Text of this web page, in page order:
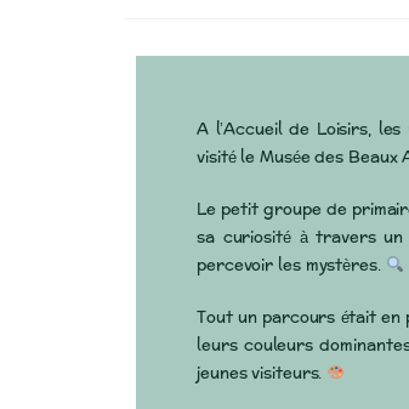
A l’Accueil de Loisirs,
visité le Musée des
Le petit groupe de
sa curiosité à travers
percevoir les mystères.
Tout un parcours était en
leurs couleurs
jeunes visiteurs.